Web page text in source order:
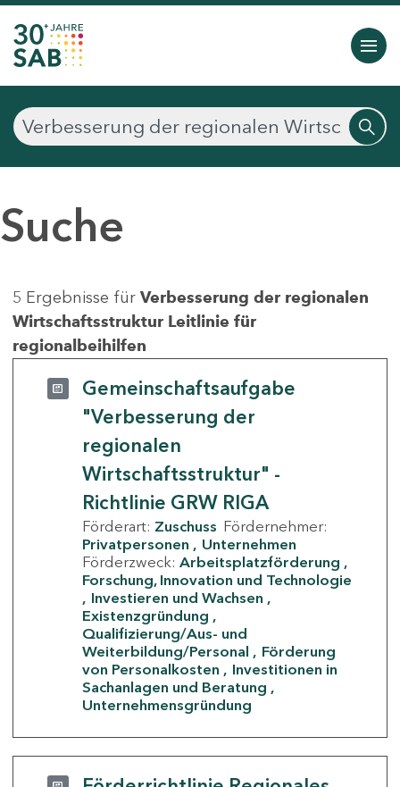
Suche
5 Ergebnisse für Verbesserung der regionalen
Wirtschaftsstruktur Leitlinie für
regionalbeihilfen
Gemeinschaftsaufgabe
"Verbesserung der
regionalen
Wirtschaftsstruktur" -
Richtlinie GRW RIGA
Förderart: Zuschuss Fördernehmer:
Privatpersonen
Unternehmen
Förderzweck: Arbeitsplatzförderung
Forschung, Innovation und Technologie
Investieren und Wachsen
Existenzgründung
Qualifizierung/Aus- und
Weiterbildung/Personal
Förderung
von Personalkosten
Investitionen in
Sachanlagen und Beratung
Unternehmensgründung